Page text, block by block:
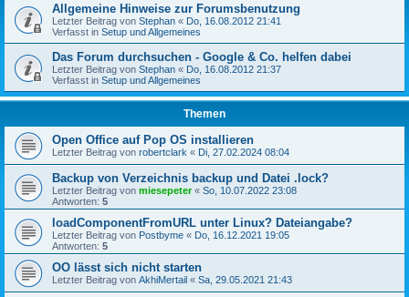
Allgemeine Hinweise zur Forumsbenutzung
Letzter Beitrag von Stephan « Do, 16.08.2012 21:41
Verfasst in Setup und Allgemeines
Das Forum durchsuchen - Google & Co. helfen dabei
Letzter Beitrag von Stephan « Do, 16.08.2012 21:37
Verfasst in Setup und Allgemeines
Themen
Open Office auf Pop OS installieren
Letzter Beitrag von robertclark « Di, 27.02.2024 08:04
Backup von Verzeichnis backup und Datei .lock?
Letzter Beitrag von miesepeter« So, 10.07.2022 23:08
Antworten: 5
loadComponentFromURL unter Linux? Dateiangabe?
Letzter Beitrag von Postbyme « Do, 16.12.2021 19:05
Antworten: 5
OO lässt sich nicht starten
Letzter Beitrag von AkhiMertail « Sa, 29.05.2021 21:43